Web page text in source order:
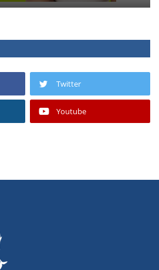
Twitter
Youtube